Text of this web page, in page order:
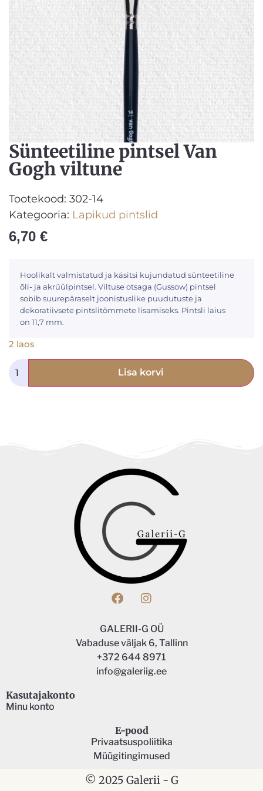
Sünteetiline pintsel Van
Gogh viltune
Tootekood: 302-14
Kategooria: Lapikud pintslid
6,70 €
Hoolikalt valmistatud ja käsitsi kujundatud sünteetiline
õli- ja akrüülpintsel. Viltuse otsaga (Gussow) pintsel
sobib suurepäraselt joonistuslike puudutuste ja
dekoratiivsete pintslitõmmete lisamiseks. Pintsli laius
on 11,7 mm.
2 laos
Lisa korvi
GALERII-G OÜ
Vabaduse väljak 6, Tallinn
+372 644 8971
info@galeriig.ee
Kasutajakonto
Minu konto
E-pood
Privaatsuspoliitika
Müügitingimused
© 2025 Galerii - G